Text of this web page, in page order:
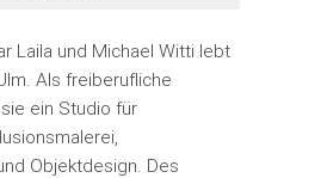
Laila und Michael Witti lebt
Als freiberufliche
ein Studio für
Objektdesign. Des